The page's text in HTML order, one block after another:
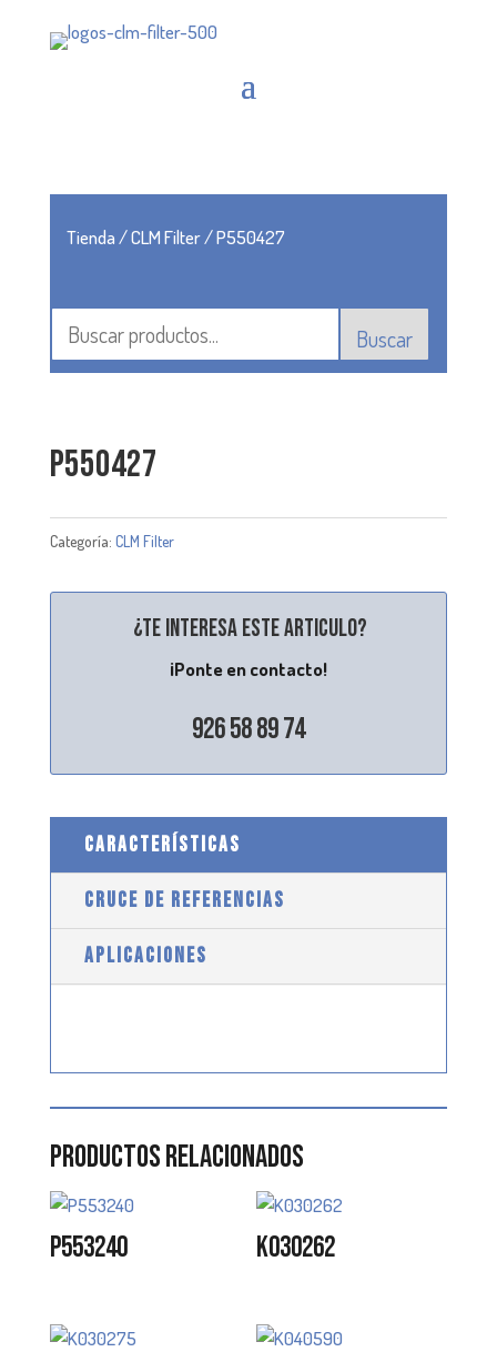
Tienda/CLM Filter/ P550427
Buscar
P550427
Categoría: CLM Filter
¿Te interesa este articulo?
¡Ponte en contacto!
926 58 89 74
CARACTERÍSTICAS
CRUCE DE REFERENCIAS
APLICACIONES
Productos relacionados
P553240 K030262